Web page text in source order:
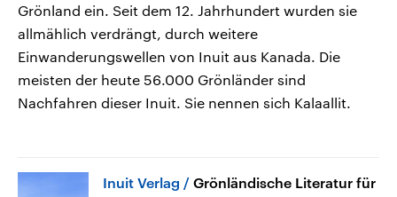
Grönland ein. Seit dem 12. Jahrhundert wurden sie
allmählich verdrängt, durch weitere
Einwanderungswellen von Inuit aus Kanada. Die
meisten der heute 56.000 Grönländer sind
Nachfahren dieser Inuit. Sie nennen sich Kalaallit.
Inuit Verlag
Grönländische Literatur für